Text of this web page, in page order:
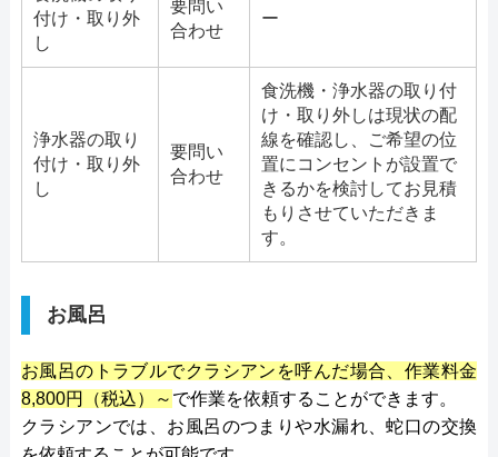
付け・取り外
し
要問い
合わせ
ー
浄水器の取り
付け・取り外
し
要問い
合わせ
食洗機・浄水器の取り付
け・取り外しは現状の配
線を確認し、ご希望の位
置にコンセントが設置で
きるかを検討してお見積
もりさせていただきま
す。
お風呂
お風呂のトラブルでクラシアンを呼んだ場合、作業料金
8,800円（税込）～ で作業を依頼することができます。
クラシアンでは、お風呂のつまりや水漏れ、蛇口の交換